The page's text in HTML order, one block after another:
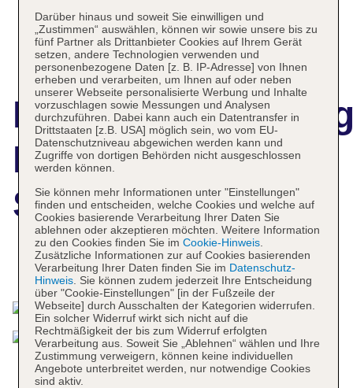
Hotel Mia Cara &
Spa
Das bietet Ihre Unterkunft
Darüber hinaus und soweit Sie einwilligen und
„Zustimmen“ auswählen, können wir sowie unsere bis zu
fünf Partner als Drittanbieter Cookies auf Ihrem Gerät
setzen, andere Technologien verwenden und
personenbezogene Daten [z. B. IP-Adresse] von Ihnen
erheben und verarbeiten, um Ihnen auf oder neben
unserer Webseite personalisierte Werbung und Inhalte
vorzuschlagen sowie Messungen und Analysen
durchzuführen. Dabei kann auch ein Datentransfer in
Drittstaaten [z.B. USA] möglich sein, wo vom EU-
Datenschutzniveau abgewichen werden kann und
Zugriffe von dortigen Behörden nicht ausgeschlossen
werden können.
Sie können mehr Informationen unter "Einstellungen"
finden und entscheiden, welche Cookies und welche auf
Cookies basierende Verarbeitung Ihrer Daten Sie
ablehnen oder akzeptieren möchten. Weitere Information
zu den Cookies finden Sie im Cookie-Hinweis.
Zusätzliche Informationen zur auf Cookies basierenden
Verarbeitung Ihrer Daten finden Sie im Datenschutz-
Hinweis. Sie können zudem jederzeit Ihre Entscheidung
über "Cookie-Einstellungen" [in der Fußzeile der
Webseite] durch Ausschalten der Kategorien widerrufen.
Ein solcher Widerruf wirkt sich nicht auf die
Rechtmäßigkeit der bis zum Widerruf erfolgten
Verarbeitung aus. Soweit Sie „Ablehnen“ wählen und Ihre
Zustimmung verweigern, können keine individuellen
Angebote unterbreitet werden, nur notwendige Cookies
sind aktiv.